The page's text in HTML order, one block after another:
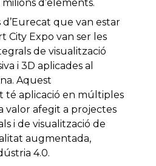
d’elements.
que van estar
City Expo van ser les
de visualització
i 3D aplicades al
Aquest
té aplicació en múltiples
valor afegit a projectes
i de visualització de
augmentada,
4.0.